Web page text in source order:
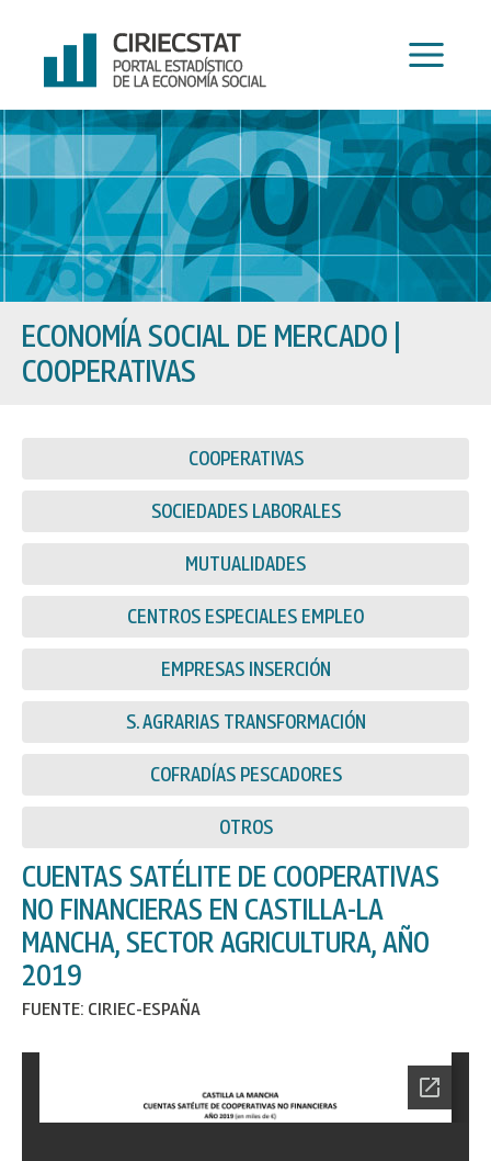
contenido
ECONOMÍA SOCIAL DE MERCADO
COOPERATIVAS
COOPERATIVAS
SOCIEDADES LABORALES
MUTUALIDADES
CENTROS ESPECIALES EMPLEO
EMPRESAS INSERCIÓN
S. AGRARIAS TRANSFORMACIÓN
COFRADÍAS PESCADORES
OTROS
CUENTAS SATÉLITE DE COOPERATIVAS
NO FINANCIERAS EN CASTILLA-LA
MANCHA, SECTOR AGRICULTURA, AÑO
2019
FUENTE: CIRIEC-ESPAÑA